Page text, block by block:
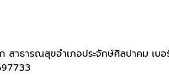
สาธารณสุขอำเภอประจักษ์ศิลปาคม เบอ